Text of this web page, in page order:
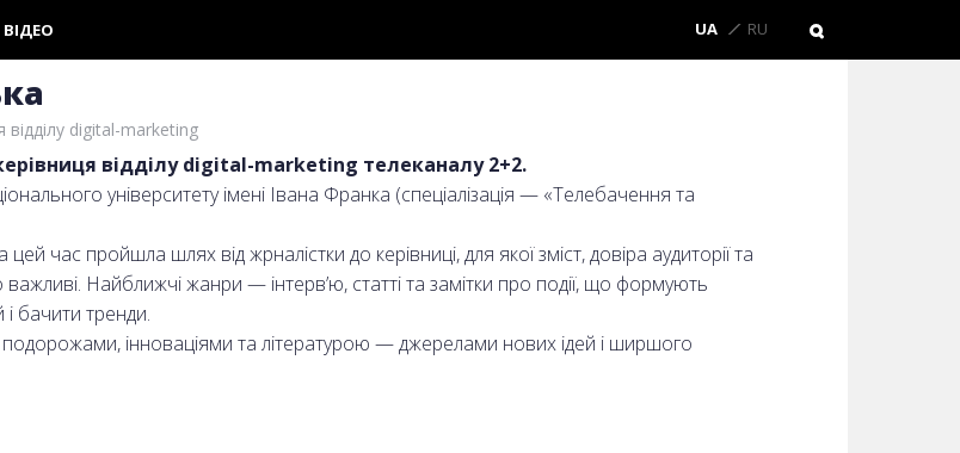
ВІДЕО UA RU
відділу digital-marketing
відділу digital-marketing телеканалу 2+2.
університету імені Івана Франка (спеціалізація — «Телебачення та
час пройшла шлях від жрналістки до керівниці, для якої зміст, довіра аудиторії та
Найближчі жанри — інтерв’ю, статті та замітки про події, що формують
бачити тренди.
інноваціями та літературою — джерелами нових ідей і ширшого